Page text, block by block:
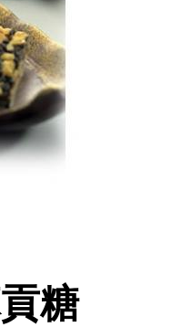
糖